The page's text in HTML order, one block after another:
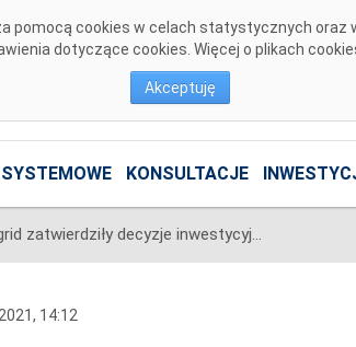
pomocą cookies w celach statystycznych
dotyczące cookies. Więcej o plikach
Akceptuję
KONSULTACJE
PSE i Litgrid zatwierdziły decyzje inwestycyjne dla Harmony Link
14:12